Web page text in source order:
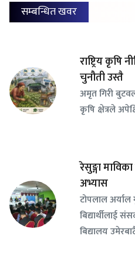
सम्बन्धित खवर
राष्ट्रिय कृषि
चुनौती उस्तै
अमृत गिरी
कृषि क्षेत्रले
रेसुङ्गा
अभ्यास
टोपलाल अर्याल
बिद्यार्थीलाई
बिद्यालय